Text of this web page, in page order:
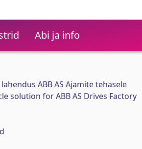
Abi ja info
ABB AS Ajamite tehasele
solution for ABB AS Drives Factory